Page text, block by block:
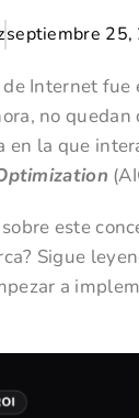
septiembre 25,
Internet
no
la que
este
Sigue
a